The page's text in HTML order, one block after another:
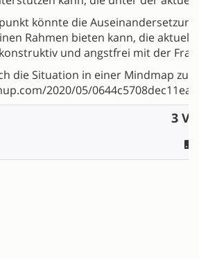
könnte die
Rahmen bieten kann, die
und angstfrei mit der
die Situation in einer Mindmap zu
2020/05/
3